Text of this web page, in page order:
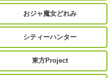
おジャ魔女どれみ
シティーハンター
東方Project